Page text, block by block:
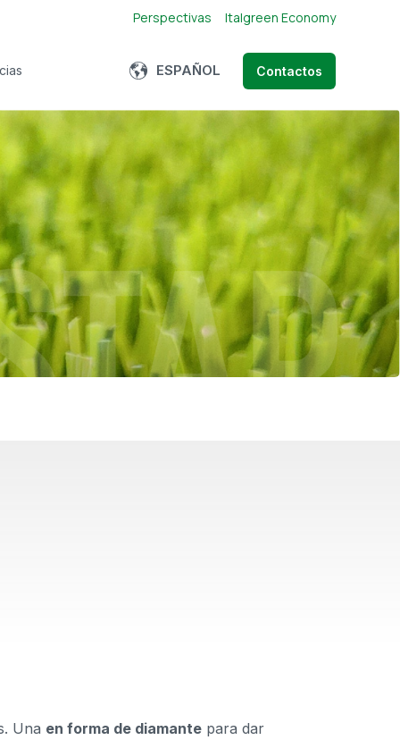
Perspectivas Italgreen Economy
for About us
ESPAÑOL
Contactos
Una en forma de diamante para dar